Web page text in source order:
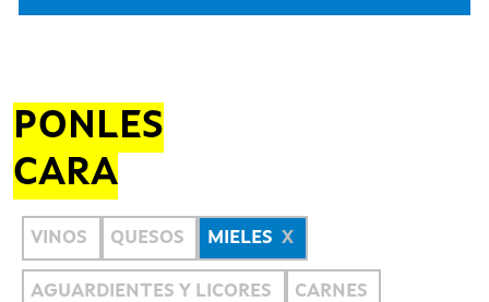
PONLES
CARA
VINOS QUESOS MIELES
AGUARDIENTES Y LICORES CARNES